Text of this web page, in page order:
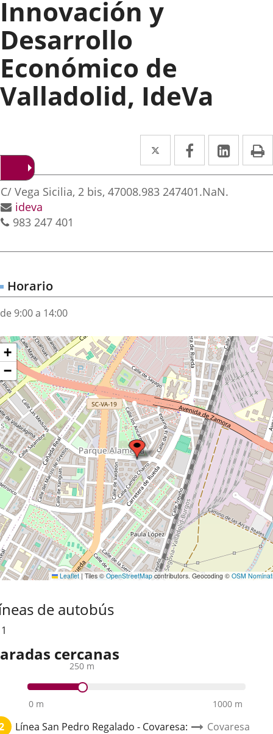
Innovación y
Desarrollo
Económico de
Valladolid, IdeVa
Twitter
Enlace
a
una
Facebook
Enlace
a
una
Enlace
a
Dirección
postal
C/ Vega Sicilia, 2 bis, 47008.983 247401.NaN.
Dirección
de
electrónico
ideva
Teléfonos
983 247 401
Horario
de 9:00 a 14:00
+
−
Leaflet | Tiles © OpenStreetMapcontributors. Geocoding © OSM
de autobús
1
cercanas
0 m
250 m
1000 m
Línea San Pedro Regalado - Covaresa:
Covaresa